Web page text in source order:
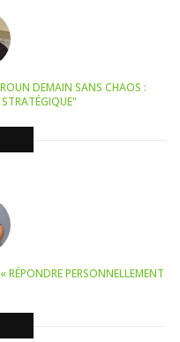
DEMAIN SANS CHAOS :
STRATÉGIQUE"
PERSONNELLEMENT